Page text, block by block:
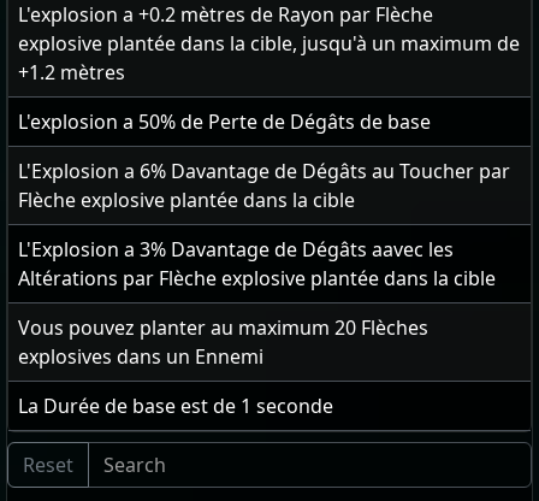
L'explosion a +0.2 mètres de Rayon par Flèche
explosive plantée dans la cible, jusqu'à un maximum de
+1.2 mètres
L'explosion a 50% de Perte de Dégâts de base
L'Explosion a 6% Davantage de Dégâts au Toucher par
Flèche explosive plantée dans la cible
L'Explosion a 3% Davantage de Dégâts aavec les
Altérations par Flèche explosive plantée dans la cible
Vous pouvez planter au maximum 20 Flèches
explosives dans un Ennemi
La Durée de base est de 1 seconde